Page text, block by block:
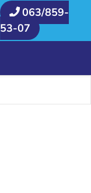
063/859-
53-07